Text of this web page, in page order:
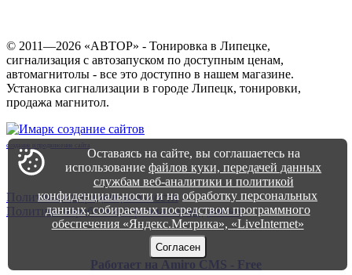
© 2011—2026 «АВТОР» - Тонировка в Липецке,
сигнализация с автозапуском по доступным ценам,
автомагнитолы - все это доступно в нашем магазине.
Установка сигнализации в городе Липецк, тонировки,
продажа магнитол.
создание и продвижение сайта
Политика конфиденциальности
Политика обработки персональных данных
Оставаясь на сайте, вы соглашаетесь на
использованиефайлов куки, передачей данных
службам веб-аналитики и политикой
конфиденциальностии наобработку персональных
данных, собираемых посредством программного
обеспечения «Яндекс.Метрика», «LiveInternet»
Согласен
Работает на Amiro CMS - Free